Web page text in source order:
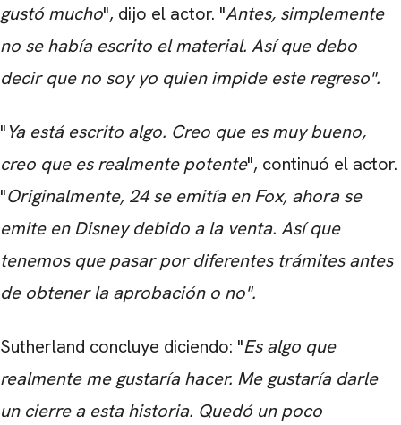
gustó mucho", dijo el actor. "Antes, simplemente
no se había escrito el material. Así que debo
decir que no soy yo quien impide este regreso".
"Ya está escrito algo. Creo que es muy bueno,
creo que es realmente potente", continuó el actor.
"Originalmente, 24 se emitía en Fox, ahora se
emite en Disney debido a la venta. Así que
tenemos que pasar por diferentes trámites antes
de obtener la aprobación o no".
Sutherland concluye diciendo: "Es algo que
realmente me gustaría hacer. Me gustaría darle
un cierre a esta historia. Quedó un poco
CARREGANDO PUBLICIDADE